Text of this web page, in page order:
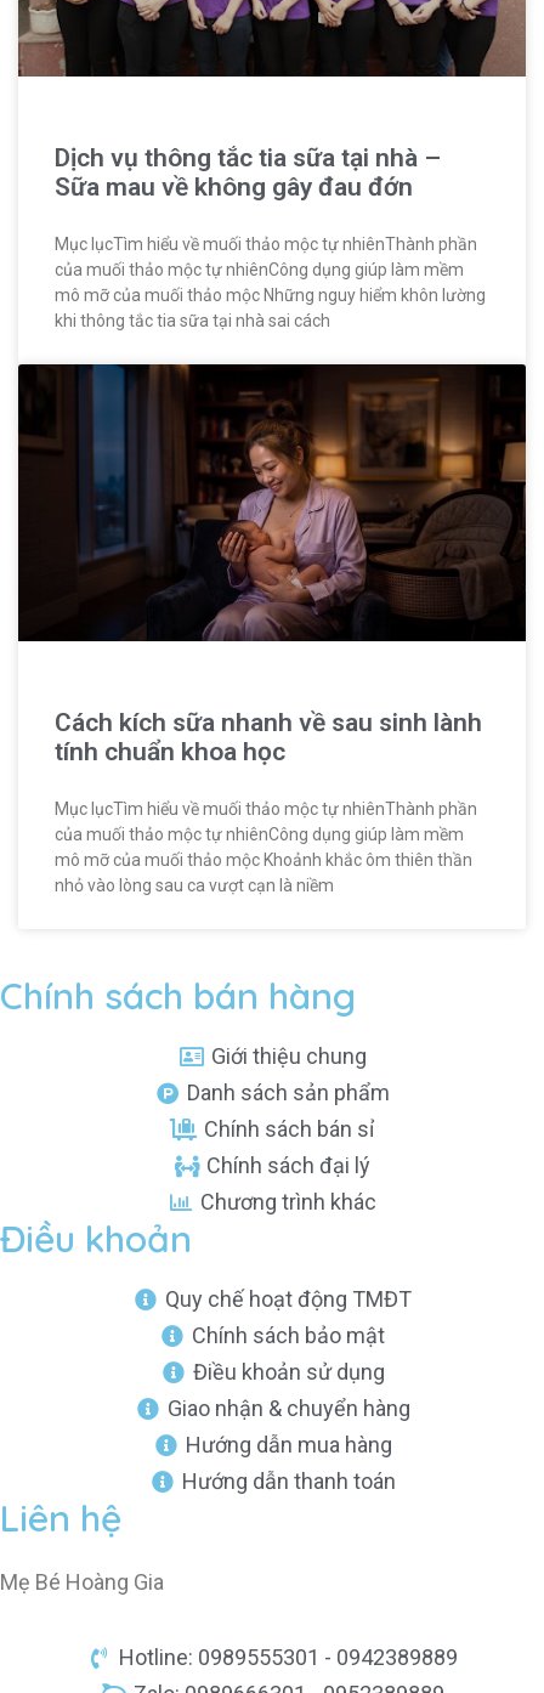
Dịch vụ thông tắc tia sữa tại nhà –
Sữa mau về không gây đau đớn
Mục lụcTìm hiểu về muối thảo mộc tự nhiênThành phần
của muối thảo mộc tự nhiênCông dụng giúp làm mềm
mô mỡ của muối thảo mộc Những nguy hiểm khôn lường
khi thông tắc tia sữa tại nhà sai cách
Cách kích sữa nhanh về sau sinh lành
tính chuẩn khoa học
Mục lụcTìm hiểu về muối thảo mộc tự nhiênThành phần
của muối thảo mộc tự nhiênCông dụng giúp làm mềm
mô mỡ của muối thảo mộc Khoảnh khắc ôm thiên thần
nhỏ vào lòng sau ca vượt cạn là niềm
Chính sách bán hàng
Giới thiệu chung
Danh sách sản phẩm
Chính sách bán sỉ
Chính sách đại lý
Chương trình khác
Điều khoản
Quy chế hoạt động TMĐT
Chính sách bảo mật
Điều khoản sử dụng
Giao nhận & chuyển hàng
Hướng dẫn mua hàng
Hướng dẫn thanh toán
Liên hệ
Mẹ Bé Hoàng Gia
Hotline: 0989555301 - 0942389889